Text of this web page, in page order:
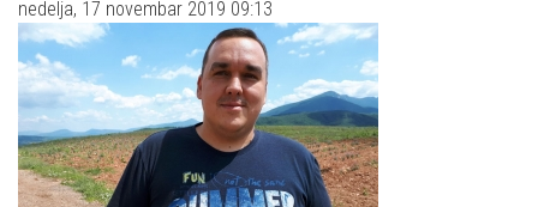
nedelja, 17 novembar 2019 09:13